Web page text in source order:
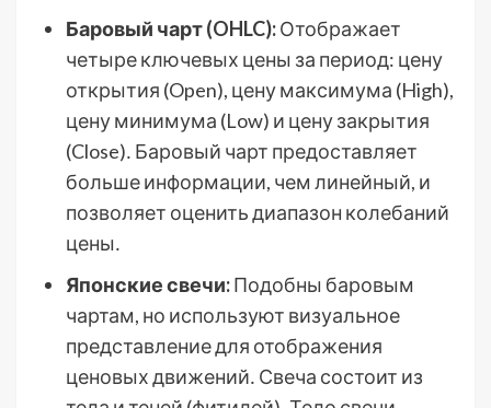
Баровый чарт (OHLC):Отображает
четыре ключевых цены за период: цену
открытия (Open), цену максимума (High),
цену минимума (Low) и цену закрытия
(Close)․ Баровый чарт предоставляет
больше информации, чем линейный, и
позволяет оценить диапазон колебаний
цены․
Японские свечи:Подобны баровым
чартам, но используют визуальное
представление для отображения
ценовых движений․ Свеча состоит из